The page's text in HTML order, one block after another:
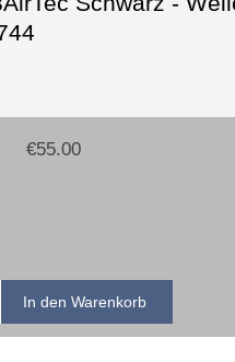
€55.00